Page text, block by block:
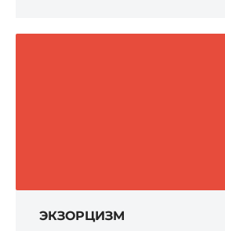
ЭКЗОРЦИЗМ